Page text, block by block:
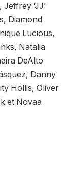
‘JJ’
Diamond
Lucious,
Natalia
DeAlto
Danny
Hollis, Oliver
et Novaa